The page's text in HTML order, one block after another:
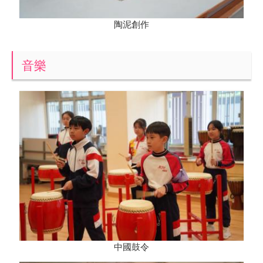
陶泥創作
音樂
中國鼓令